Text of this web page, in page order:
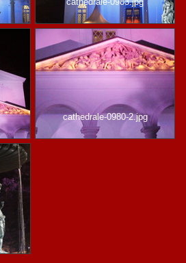
cathedrale-0980-2.jpg